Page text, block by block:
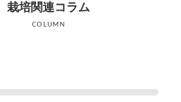
栽培関連コラム
COLUMN